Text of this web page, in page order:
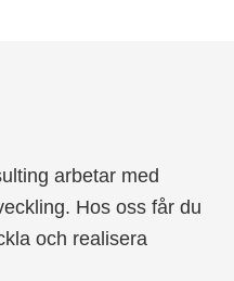
arbetar med
Hos oss får du
och realisera